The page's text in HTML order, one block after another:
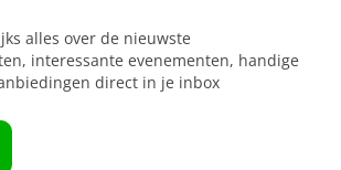
alles over de nieuwste
interessante evenementen, handige
direct in je inbox